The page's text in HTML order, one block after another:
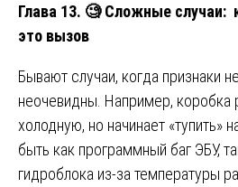
Глава 13. 🧐Сложные случаи:
это вызов
Бывают случаи, когда признаки
неочевидны. Например, коробка
холодную, но начинает «тупить»
быть как программный баг ЭБУ,
гидроблока из-за температуры